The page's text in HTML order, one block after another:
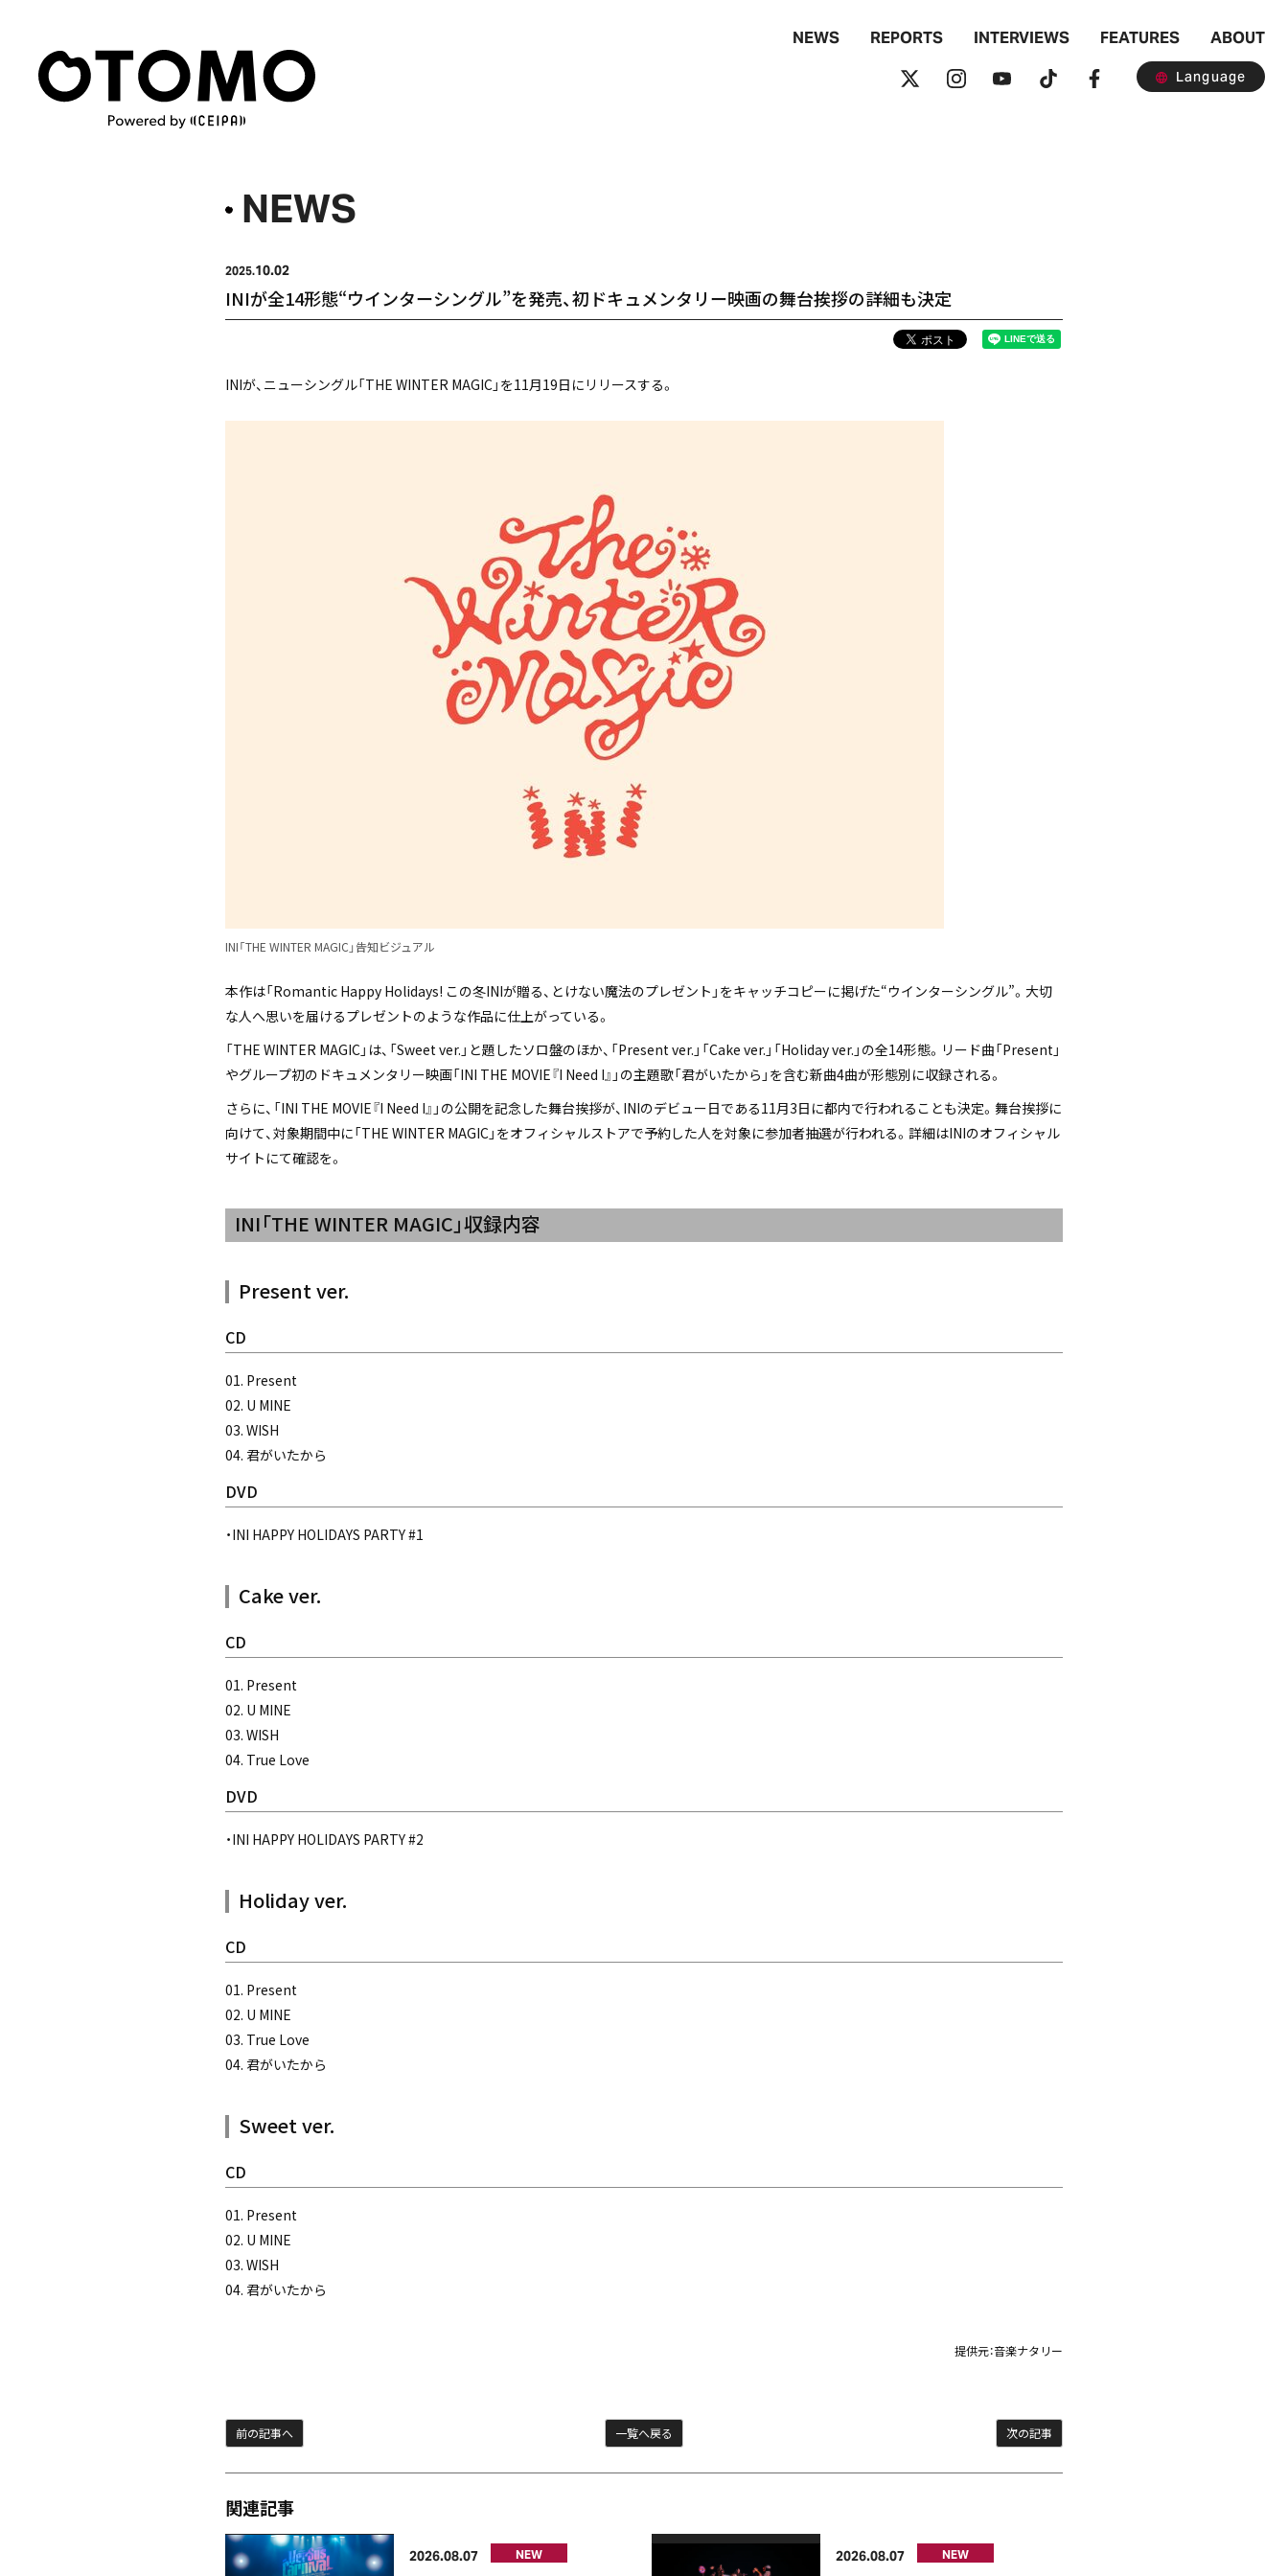
NEWS REPORTS INTERVIEWS FEATURES ABOUT
Language
NEWS
2025.10.02
INIが全14形態“ウインターシングル”を発売、初ドキュメンタリー映画の舞台挨拶の詳細も決定
INIが、ニューシングル「THE WINTER MAGIC」を11月19日にリリースする。
INI「THE WINTER MAGIC」告知ビジュアル
本作は「Romantic Happy Holidays! この冬INIが贈る、とけない魔法のプレゼント」をキャッチコピーに掲げた“ウインターシングル”。大切
な人へ思いを届けるプレゼントのような作品に仕上がっている。
「THE WINTER MAGIC」は、「Sweet ver.」と題したソロ盤のほか、「Present ver.」「Cake ver.」「Holiday ver.」の全14形態。リード曲「Present」
やグループ初のドキュメンタリー映画「INI THE MOVIE『I Need I』」の主題歌「君がいたから」を含む新曲4曲が形態別に収録される。
さらに、「INI THE MOVIE『I Need I』」の公開を記念した舞台挨拶が、INIのデビュー日である11月3日に都内で行われることも決定。舞台挨拶に
向けて、対象期間中に「THE WINTER MAGIC」をオフィシャルストアで予約した人を対象に参加者抽選が行われる。詳細はINIのオフィシャル
サイトにて確認を。
INI「THE WINTER MAGIC」収録内容
Present ver.
CD
01. Present
02. U MINE
03. WISH
04. 君がいたから
DVD
・INI HAPPY HOLIDAYS PARTY #1
Cake ver.
CD
01. Present
02. U MINE
03. WISH
04. True Love
DVD
・INI HAPPY HOLIDAYS PARTY #2
Holiday ver.
CD
01. Present
02. U MINE
03. True Love
04. 君がいたから
Sweet ver.
CD
01. Present
02. U MINE
03. WISH
04. 君がいたから
提供元：音楽ナタリー
次の記事
一覧へ戻る
前の記事へ
関連記事
2026 08 07 NEW 2026 08 07 NEW